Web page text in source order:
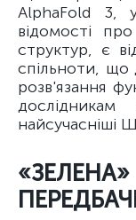
AlphaFold 3,
відомості
структур, є
спільноти, що
розв'язання
найсучасніші